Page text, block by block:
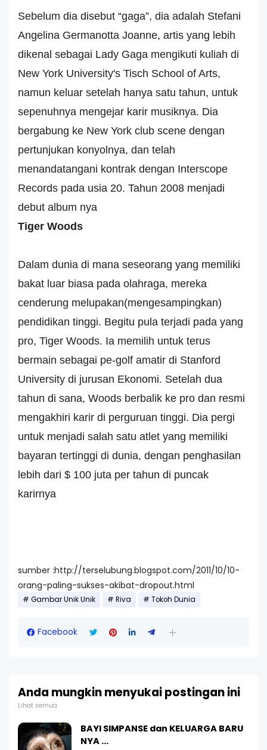
Sebelum dia disebut “gaga”, dia adalah Stefani
Angelina Germanotta Joanne, artis yang lebih
dikenal sebagai Lady Gaga mengikuti kuliah di
New York University's Tisch School of Arts,
namun keluar setelah hanya satu tahun, untuk
sepenuhnya mengejar karir musiknya. Dia
bergabung ke New York club scene dengan
pertunjukan konyolnya, dan telah
menandatangani kontrak dengan Interscope
Records pada usia 20. Tahun 2008 menjadi
debut album nya
Tiger Woods
Dalam dunia di mana seseorang yang memiliki
bakat luar biasa pada olahraga, mereka
cenderung melupakan(mengesampingkan)
pendidikan tinggi. Begitu pula terjadi pada yang
pro, Tiger Woods. Ia memilih untuk terus
bermain sebagai pe-golf amatir di Stanford
University di jurusan Ekonomi. Setelah dua
tahun di sana, Woods berbalik ke pro dan resmi
mengakhiri karir di perguruan tinggi. Dia pergi
untuk menjadi salah satu atlet yang memiliki
bayaran tertinggi di dunia, dengan penghasilan
lebih dari $ 100 juta per tahun di puncak
karirnya
sumber :http://terselubung.blogspot.com/2011/10/10-
orang-paling-sukses-akibat-dropout.html
Gambar Unik Unik Riva Tokoh Dunia
Facebook
Anda mungkin menyukai postingan ini
Lihat semua
BAYI SIMPANSE dan KELUARGA BARU
NYA ...